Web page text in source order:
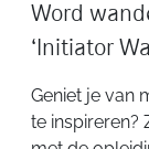
Word
‘Initiator
Geniet je van
te inspireren?